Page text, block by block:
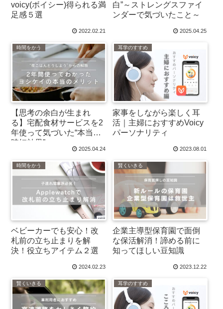
voicy(ボイシー)得られる満
足感５選
2022.02.21
白”～ストレングスファイ
ンダーで気づいたこと～
2025.04.25
時間をかう
【思考の余白が生まれ
る】宅配食材サービスを2
年使って気づいた“本当の
時短効果”
2025.04.24
耳学のすすめ
家事をしながら楽しく耳
活｜主婦におすすめVoicy
パーソナリティ
2023.08.01
時間をかう
ベビーカーでも安心！改
札前の立ち止まりを解
決！役立ちアイテム２選
2024.02.23
賢くいきる
企業主導型保育園で面倒
な保活解消！諦める前に
知ってほしい豆知識
2023.12.22
賢くいきる 耳学のすすめ